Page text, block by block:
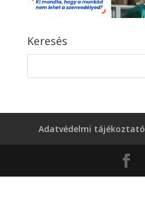
Keresés
Adatvédelmi tájékoztató